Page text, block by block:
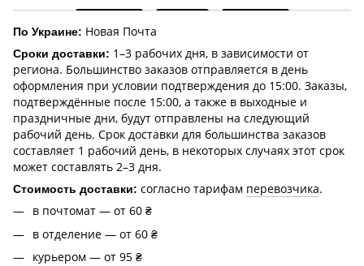
По Украине: Новая Почта
Сроки доставки: 1–3 рабочих дня, в зависимости от
региона. Большинство заказов отправляется в день
оформления при условии подтверждения до 15:00. Заказы,
подтверждённые после 15:00, а также в выходные и
праздничные дни, будут отправлены на следующий
рабочий день. Срок доставки для большинства заказов
составляет 1 рабочий день, в некоторых случаях этот срок
может составлять 2–3 дня.
Стоимость доставки: согласно тарифам перевозчика.
в почтомат — от 60 ₴
в отделение — от 60 ₴
курьером — от 95 ₴